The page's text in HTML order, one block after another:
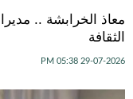
معاذ الخرابشة ..
الثقافة
29-07-2026 05:38 PM